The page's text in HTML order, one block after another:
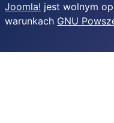
Joomla! jest wolnym
warunkach GNU